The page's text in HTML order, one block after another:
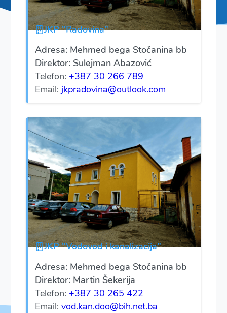
JKP "Radovina"
Adresa: Mehmed bega Stočanina bb
Direktor: Sulejman Abazović
Telefon: +387 30 266 789
Email: jkpradovina@outlook.com
JKP "Vodovod i kanalizacija"
Adresa: Mehmed bega Stočanina bb
Direktor: Martin Šekerija
Telefon: +387 30 265 422
Email: vod.kan.doo@bih.net.ba